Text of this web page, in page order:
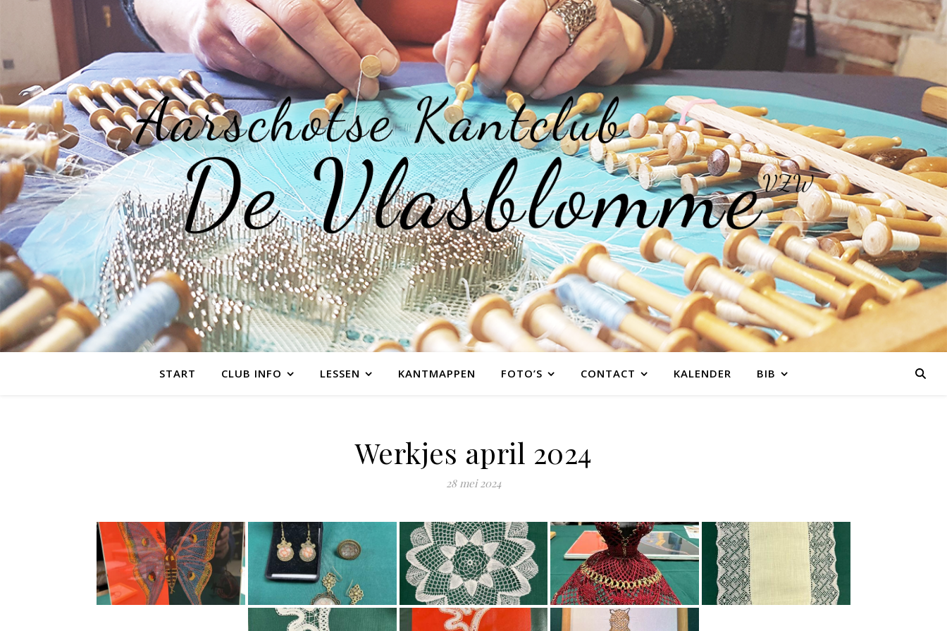
START CLUB INFO LESSEN KANTMAPPEN FOTO’S CONTACT KALENDER BIB
Werkjes april 2024
28 mei 2024